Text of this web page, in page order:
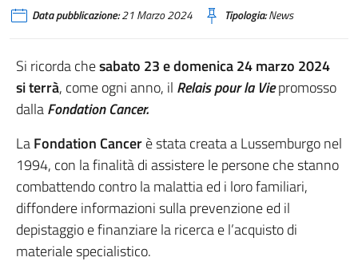
Data pubblicazione:21 Marzo 2024 Tipologia:News
Si ricorda chesabato 23 e domenica 24 marzo 2024
si terrà, come ogni anno, il Relais pour la Viepromosso
dallaFondation Cancer.
LaFondation Cancerè stata creata a Lussemburgo nel
1994, con la finalità di assistere le persone che stanno
combattendo contro la malattia ed i loro familiari,
diffondere informazioni sulla prevenzione ed il
depistaggio e finanziare la ricerca e l’acquisto di
materiale specialistico.